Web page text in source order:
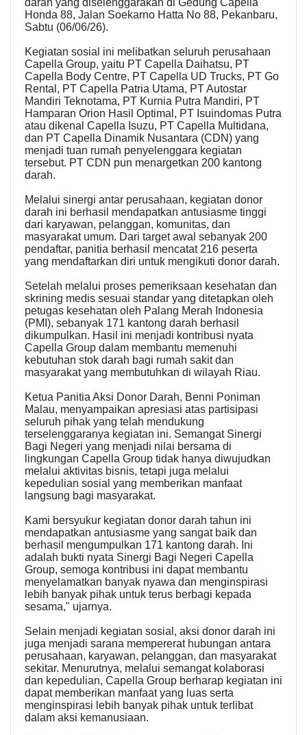
Honda 88, Jalan Soekarno Hatta No 88, Pekanbaru,
Sabtu (06/06/26).
Kegiatan sosial ini melibatkan seluruh perusahaan
Capella Group, yaitu PT Capella Daihatsu, PT
Capella Body Centre, PT Capella UD Trucks, PT Go
Rental, PT Capella Patria Utama, PT Autostar
Mandiri Teknotama, PT Kurnia Putra Mandiri, PT
Hamparan Orion Hasil Optimal, PT Isuindomas Putra
atau dikenal Capella Isuzu, PT Capella Multidana,
dan PT Capella Dinamik Nusantara (CDN) yang
menjadi tuan rumah penyelenggara kegiatan
tersebut. PT CDN pun menargetkan 200 kantong
darah.
Melalui sinergi antar perusahaan, kegiatan donor
darah ini berhasil mendapatkan antusiasme tinggi
dari karyawan, pelanggan, komunitas, dan
masyarakat umum. Dari target awal sebanyak 200
pendaftar, panitia berhasil mencatat 216 peserta
yang mendaftarkan diri untuk mengikuti donor darah.
Setelah melalui proses pemeriksaan kesehatan dan
skrining medis sesuai standar yang ditetapkan oleh
petugas kesehatan oleh Palang Merah Indonesia
(PMI), sebanyak 171 kantong darah berhasil
dikumpulkan. Hasil ini menjadi kontribusi nyata
Capella Group dalam membantu memenuhi
kebutuhan stok darah bagi rumah sakit dan
masyarakat yang membutuhkan di wilayah Riau.
Ketua Panitia Aksi Donor Darah, Benni Poniman
Malau, menyampaikan apresiasi atas partisipasi
seluruh pihak yang telah mendukung
terselenggaranya kegiatan ini. Semangat Sinergi
Bagi Negeri yang menjadi nilai bersama di
lingkungan Capella Group tidak hanya diwujudkan
melalui aktivitas bisnis, tetapi juga melalui
kepedulian sosial yang memberikan manfaat
langsung bagi masyarakat.
Kami bersyukur kegiatan donor darah tahun ini
mendapatkan antusiasme yang sangat baik dan
berhasil mengumpulkan 171 kantong darah. Ini
adalah bukti nyata Sinergi Bagi Negeri Capella
Group, semoga kontribusi ini dapat membantu
menyelamatkan banyak nyawa dan menginspirasi
lebih banyak pihak untuk terus berbagi kepada
sesama," ujarnya.
Selain menjadi kegiatan sosial, aksi donor darah ini
juga menjadi sarana mempererat hubungan antara
perusahaan, karyawan, pelanggan, dan masyarakat
sekitar. Menurutnya, melalui semangat kolaborasi
dan kepedulian, Capella Group berharap kegiatan ini
dapat memberikan manfaat yang luas serta
menginspirasi lebih banyak pihak untuk terlibat
dalam aksi kemanusiaan.